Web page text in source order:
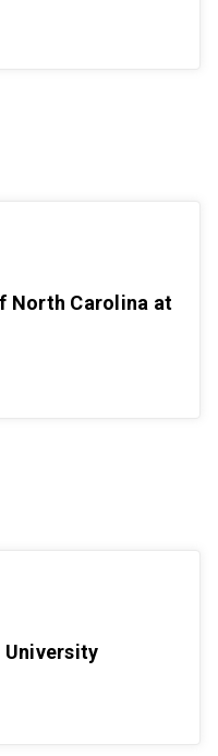
North Carolina at